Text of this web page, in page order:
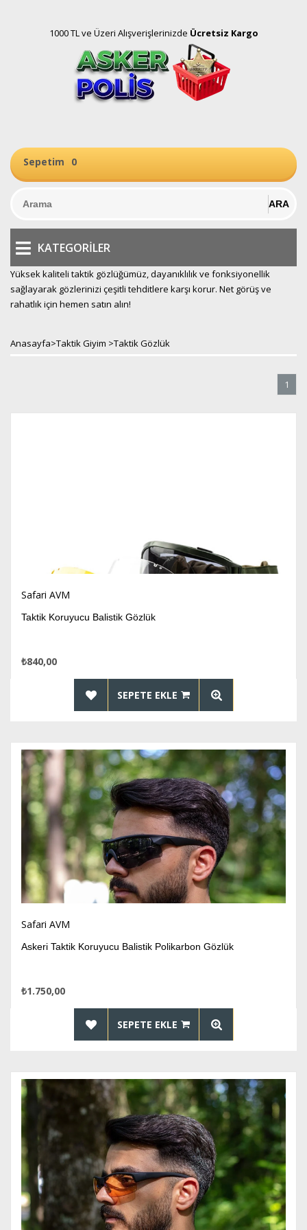
1000 TL ve Üzeri Alışverişlerinizde Ücretsiz Kargo
Sepetim 0
KATEGORILER
Yüksek kaliteli taktik gözlüğümüz, dayanıklılık ve fonksiyonellik
sağlayarak gözlerinizi çeşitli tehditlere karşı korur. Net görüş ve
rahatlık için hemen satın alın!
Anasayfa>Taktik Giyim >Taktik Gözlük
1
Safari AVM
Taktik Koruyucu Balistik Gözlük
₺840,00
SEPETE EKLE
Safari AVM
Askeri Taktik Koruyucu Balistik Polikarbon Gözlük
₺1.750,00
SEPETE EKLE